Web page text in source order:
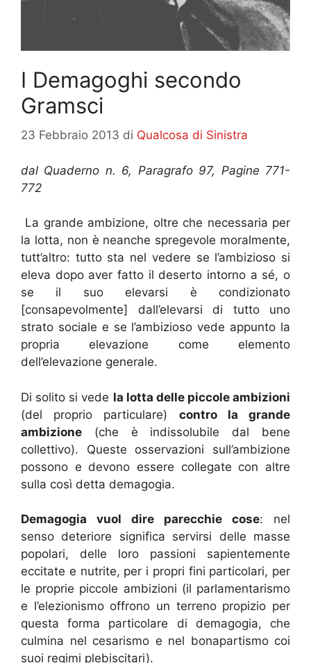
I Demagoghi secondo
Gramsci
23 Febbraio 2013 di Qualcosa di Sinistra
dal Quaderno n. 6, Paragrafo 97, Pagine 771-
772
La grande ambizione, oltre che necessaria per
la lotta, non è neanche spregevole moralmente,
tutt’altro: tutto sta nel vedere se l’ambizioso si
eleva dopo aver fatto il deserto intorno a sé, o
se il suo elevarsi è condizionato
[consapevolmente] dall’elevarsi di tutto uno
strato sociale e se l’ambizioso vede appunto la
propria elevazione come elemento
dell’elevazione generale.
Di solito si vede la lotta delle piccole ambizioni
(del proprio particulare) contro la grande
ambizione (che è indissolubile dal bene
collettivo). Queste osservazioni sull’ambizione
possono e devono essere collegate con altre
sulla così detta demagogia.
Demagogia vuol dire parecchie cose: nel
senso deteriore significa servirsi delle masse
popolari, delle loro passioni sapientemente
eccitate e nutrite, per i propri fini particolari, per
le proprie piccole ambizioni (il parlamentarismo
e l’elezionismo offrono un terreno propizio per
questa forma particolare di demagogia, che
culmina nel cesarismo e nel bonapartismo coi
suoi regimi plebiscitari).